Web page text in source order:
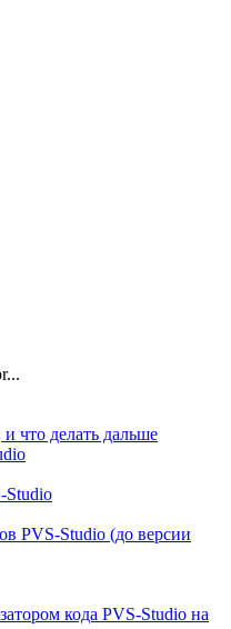
что делать дальше
Studio
PVS-Studio (до версии
кода PVS-Studio на